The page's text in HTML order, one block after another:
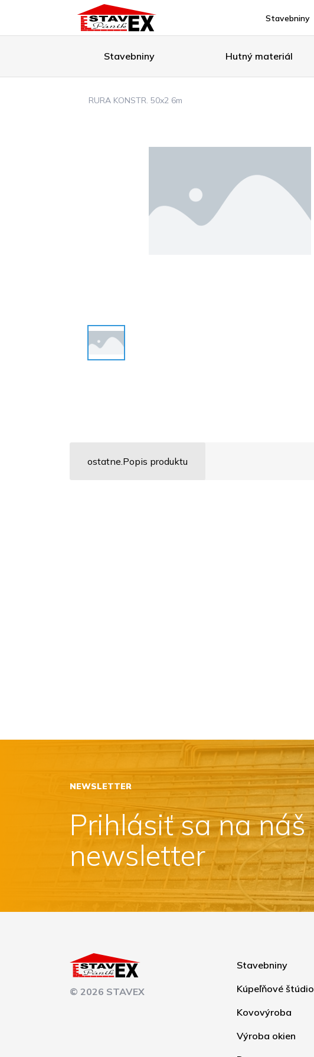
Stavebniny
Stavebniny Hutný materiál
RURA KONSTR. 50x2 6m
ostatne.Popis produktu
NEWSLETTER
Prihlásiť sa na náš
newsletter
© 2026 STAVEX
Stavebniny
Kúpeľňové štúdio
Kovovýroba
Výroba okien